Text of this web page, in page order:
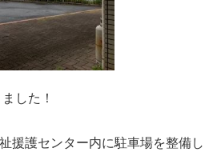
した！
ー内に駐車場を整備し